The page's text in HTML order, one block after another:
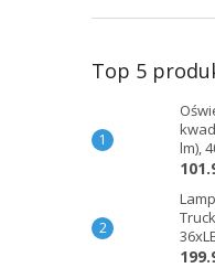
Top 5
lm),